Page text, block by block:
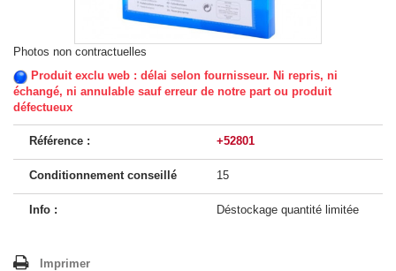
Photos non contractuelles
Produit exclu web : délai selon fournisseur. Ni repris, ni
échangé, ni annulable sauf erreur de notre part ou produit
défectueux
Référence : +52801
Conditionnement conseillé 15
Info : Déstockage quantité limitée
Imprimer